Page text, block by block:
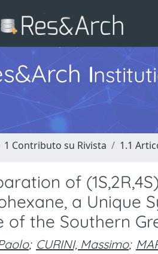
I
1 Contributo su Rivista 1.1
of
a Unique
of the Southern
; CURINI, Massimo;